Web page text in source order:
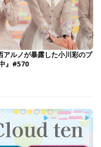
アルノが暴露した小川彩のプ
』#570